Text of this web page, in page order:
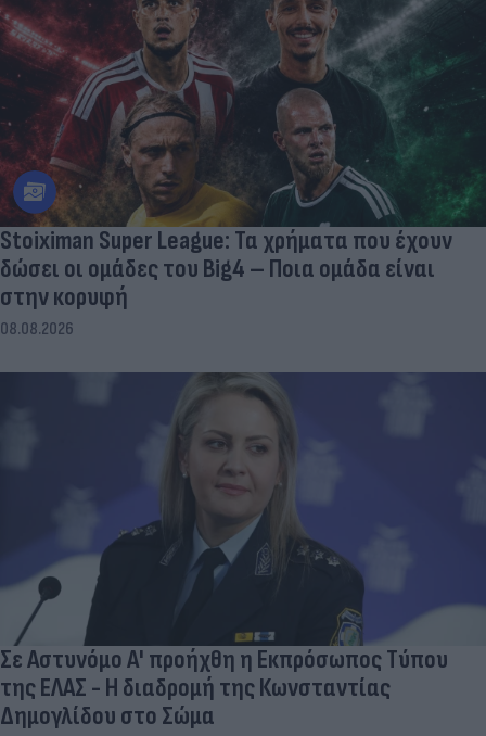
Stoiximan Super League: Τα χρήματα που έχουν
δώσει οι ομάδες του Big4 – Ποια ομάδα είναι
στην κορυφή
08.08.2026
Σε Αστυνόμο Α' προήχθη η Εκπρόσωπος Τύπου
της ΕΛΑΣ - Η διαδρομή της Κωνσταντίας
Δημογλίδου στο Σώμα